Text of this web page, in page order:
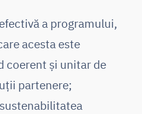
a programului,
acesta este
coerent și unitar de
partenere;